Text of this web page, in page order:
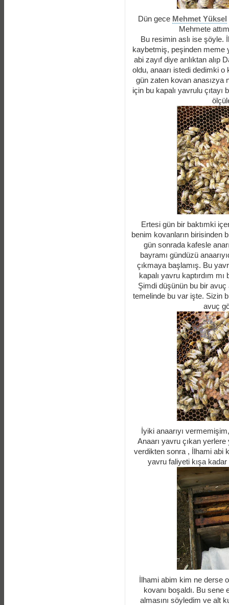
Dün gece Mehmet Yüksel
Mehmete
Bu resimin aslı ise şöyle.
kaybetmiş, peşinden meme
abi zayıf diye arılıktan alıp
oldu, anaarı istedi dedimki o
gün zaten kovan anasızya
için bu kapalı yavrulu
Ertesi gün bir baktımki
benim kovanların birisinden
gün sonrada kafesle
bayramı gündüzü
çıkmaya başlamış. Bu
kapalı yavru kaptırdım
Şimdi düşünün bu bir avuç
temelinde bu var işte. Sizin
avuç
İyiki anaarıyı
Anaarı yavru çıkan
verdikten sonra , İlhami abi
yavru faliyeti kışa
İlhami abim kim ne derse
kovanı boşaldı. Bu sene
almasını söyledim ve alt